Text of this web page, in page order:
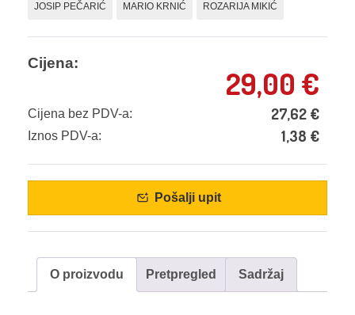
JOSIP PEČARIĆ MARIO KRNIĆ ROZARIJA MIKIĆ
Cijena:
29,00 €
Cijena bez PDV-a: 27,62 €
Iznos PDV-a: 1,38 €
Pošalji upit
O proizvodu Pretpregled Sadržaj